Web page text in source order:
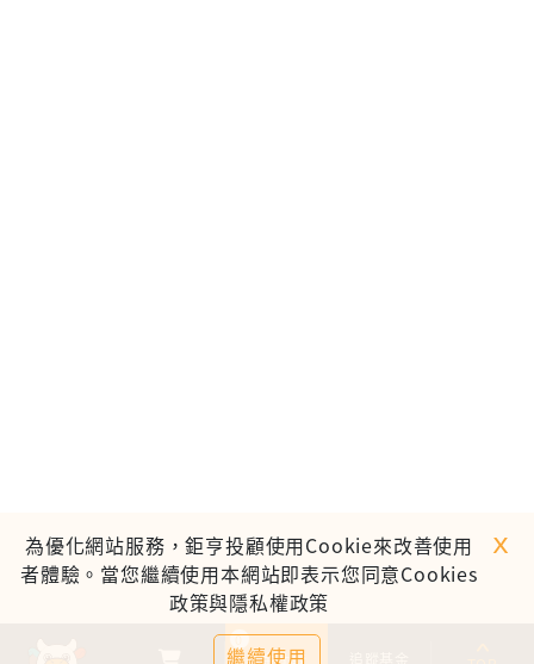
基金比較
0
為優化網站服務，鉅亨投顧使用Cookie來改善使用
者體驗。當您繼續使用本網站即表示您同意Cookies
政策與隱私權政策
繼續使用
ｘ